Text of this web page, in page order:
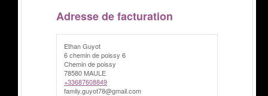
Adresse de facturation
Ethan Guyot
6 chemin de poissy 6
Chemin de poissy
78580 MAULE
+33687608849
family.guyot78@gmail.com